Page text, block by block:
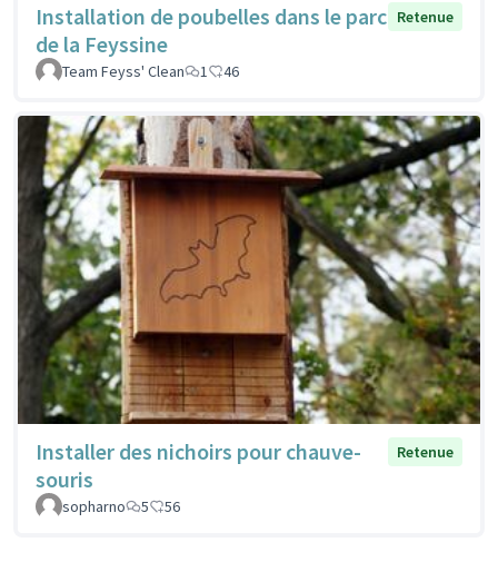
Installation de poubelles dans le parc
de la Feyssine
Retenue
Team Feyss' Clean 1 46
Installer des nichoirs pour chauve-
souris
Retenue
sopharno 5 56